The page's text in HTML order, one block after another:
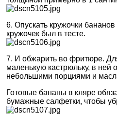
6. Опускать кружочки
кружочек был в тесте.
7. И обжарить во фритюре.
маленькую кастрюльку, в ней
небольшими порциями и
Готовые бананы в кляре
бумажные салфетки, чтобы